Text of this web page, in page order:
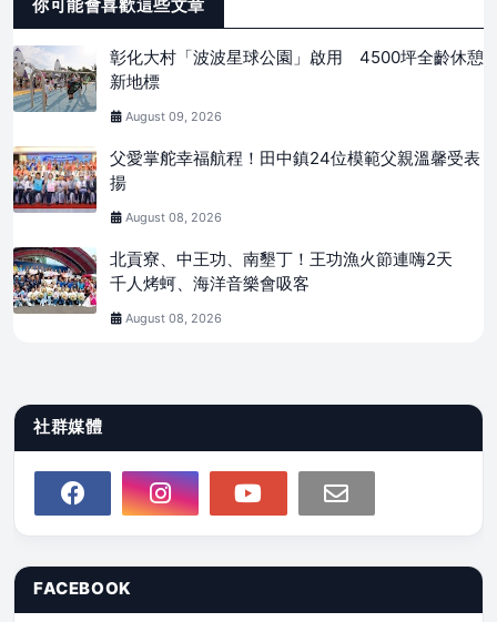
你可能會喜歡這些文章
彰化大村「波波星球公園」啟用 4500坪全齡休憩
新地標
August 09, 2026
父愛掌舵幸福航程！田中鎮24位模範父親溫馨受表
揚
August 08, 2026
北貢寮、中王功、南墾丁！王功漁火節連嗨2天
千人烤蚵、海洋音樂會吸客
August 08, 2026
社群媒體
FACEBOOK